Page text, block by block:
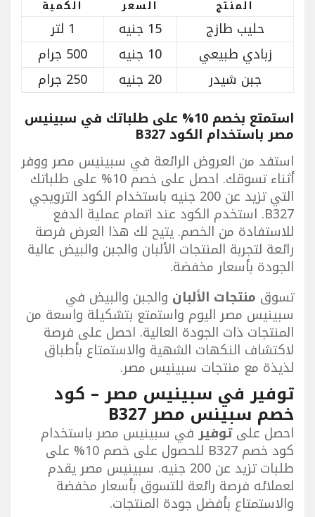
المنتج السعر الكمية
حليب طازج 15 جنيه
1 لتر
زبادي طبيعي
10 جنيه
500 جرام
جبن شيدر
20 جنيه
250 جرام
استمتع بخصم 10% على طلباتك في سبينيس
مصر باستخدام الكود B327
استفد من العروض الرائعة في سبينيس مصر ووفر
أثناء تسوقك. احصل على خصم 10% على طلباتك
التي تزيد عن 200 جنيه باستخدام الكود الترويجي
B327. استخدم الكود عند اتمام عملية الدفع
للاستفادة من الخصم. يتيح لك هذا العرض فرصة
رائعة لتجربة المنتجات الألبان والجبن والبيض عالية
الجودة بأسعار مخفضة.
تسوق منتجات الألبان والجبن والبيض في
سبينيس مصر اليوم واستمتع بتشكيلة واسعة من
المنتجات ذات الجودة العالية. احصل على فرصة
لاكتشاف النكهات الشهية والاستمتاع بأطباق
لذيذة مع منتجات سبينيس مصر.
توفير في سبينيس مصر – كود
خصم سبينس مصر B327
احصل علىتوفير في سبينيس مصر باستخدام
كود خصم B327 للحصول على خصم 10% على
طلبات تزيد عن 200 جنيه. سبينيس مصر يقدم
لعملائه فرصة رائعة للتسوق بأسعار مخفضة
والاستمتاع بأفضل جودة المنتجات.